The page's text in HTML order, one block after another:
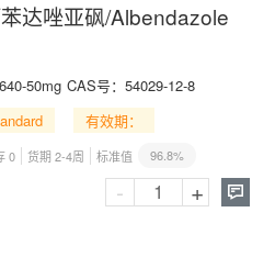
达唑亚砜/Albendazole
50mg CAS号： 54029-12-8
有效期：
0 货期 2-4周 标准值 96.8%

- +